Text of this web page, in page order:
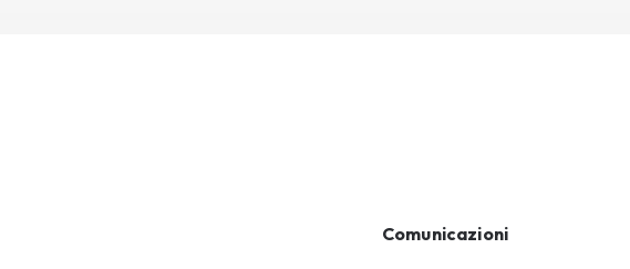
Comunicazioni